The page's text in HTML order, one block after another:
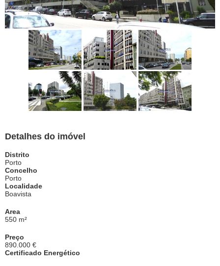
Detalhes do imóvel
Distrito
Porto
Concelho
Porto
Localidade
Boavista
Area
550 m²
Preço
890.000 €
Certificado Energético